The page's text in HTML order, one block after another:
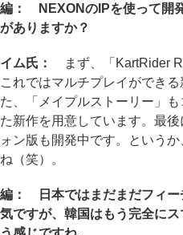
編： NEXONのIPを使って開
がありますか？
イム氏：
まず、「KartRider
これではマルチプレイができ
た、「メイプルストーリー」
た新作を用意しています。最
ォン版も開発中です。という
ね（笑）。
編： 日本ではまだまだフィー
気ですが、韓国はもう完全に